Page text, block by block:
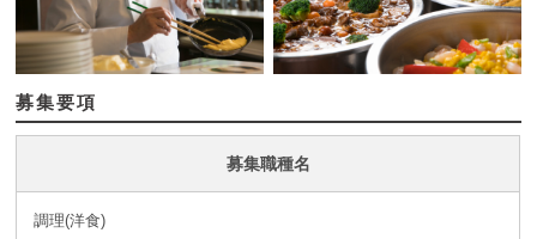
募集要項
募集職種名
調理(洋食)